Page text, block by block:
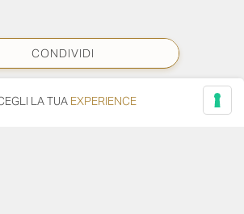
CONDIVIDI
LA TUA EXPERIENCE